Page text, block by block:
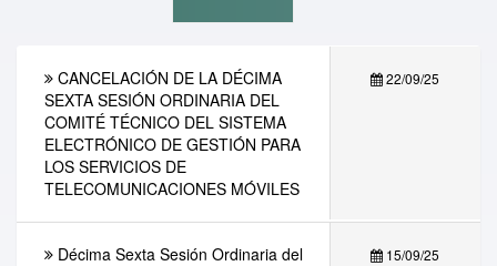
CANCELACIÓN DE LA DÉCIMA
SEXTA SESIÓN ORDINARIA DEL
COMITÉ TÉCNICO DEL SISTEMA
ELECTRÓNICO DE GESTIÓN PARA
LOS SERVICIOS DE
TELECOMUNICACIONES MÓVILES
22/09/25
Décima Sexta Sesión Ordinaria del
15/09/25